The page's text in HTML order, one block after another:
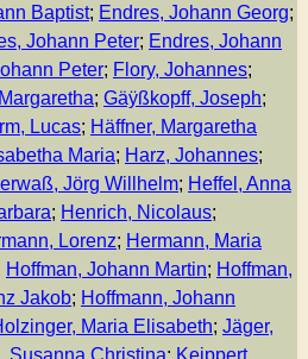
Baptist; Endres, Johann Georg;
Johann Peter; Endres, Johann
Peter; Flory, Johannes;
; Gäÿßkopff, Joseph;
Lucas; Häffner, Margaretha
Maria; Harz, Johannes;
Jörg Willhelm; Heffel, Anna
; Henrich, Nicolaus;
Lorenz; Hermann, Maria
Hoffman, Johann Martin; Hoffman,
Jakob; Hoffmann, Johann
Maria Elisabeth; Jäger,
Susanna Christina; Keippert,